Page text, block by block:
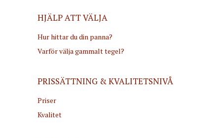
HJÄLP ATT VÄLJA
Hur hittar du din panna?
Varför välja gammalt tegel?
PRISSÄTTNING & KVALITETSNIVÅ
Priser
Kvalitet